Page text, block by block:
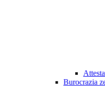
Burocrazia